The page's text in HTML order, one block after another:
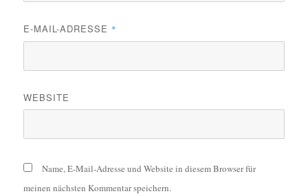
E-MAIL-ADRESSE *
WEBSITE
Name, E-Mail-Adresse und Website in diesem Browser für
meinen nächsten Kommentar speichern.